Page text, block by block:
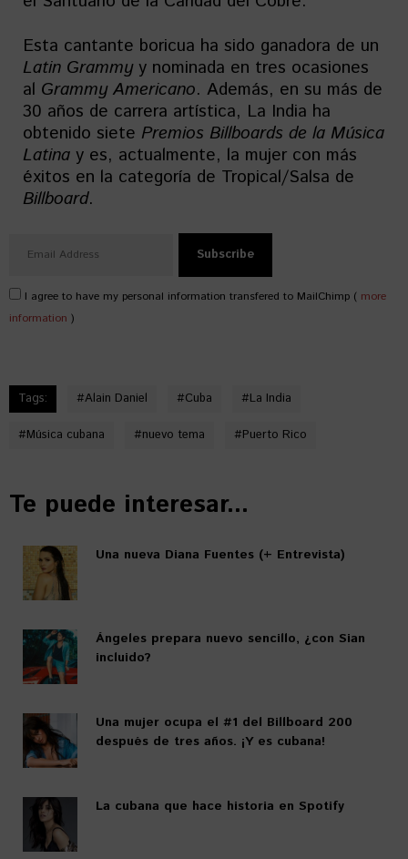
Esta cantante boricua ha sido ganadora de un
Latin Grammyy nominada en tres ocasiones
al Grammy Americano. Además, en su más de
30 años de carrera artística, La India ha
obtenido siete Premios Billboards de la Música
Latina y es, actualmente, la mujer con más
éxitos en la categoría de Tropical/Salsa de
Billboard.
I agree to have my personal information transfered to MailChimp ( more
information )
Tags: #Alain Daniel #Cuba #La India
#Música cubana #nuevo tema #Puerto Rico
Te puede interesar...
Una nueva Diana Fuentes (+ Entrevista)
Ángeles prepara nuevo sencillo, ¿con Sian
incluido?
Una mujer ocupa el #1 del Billboard 200
después de tres años. ¡Y es cubana!
La cubana que hace historia en Spotify